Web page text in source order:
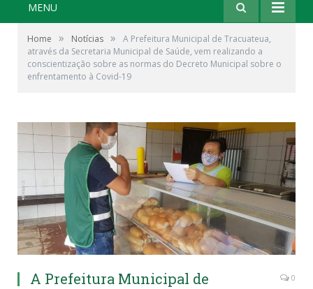
MENU
Home » Notícias »
A Prefeitura Municipal de Tracuateua,
através da Secretaria Municipal de Saúde, vem realizando a
conscientização sobre as normas do Decreto Municipal sobre o
enfrentamento à Covid-19
A Prefeitura Municipal de
0